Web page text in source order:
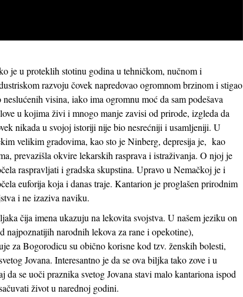
je u proteklih stotinu godina u tehničkom, nučnom i
razvoju čovek napredovao ogromnom brzinom i stigao
neslućenih visina, iako ima ogromnu moć da sam podešava
u kojima živi i mnogo manje zavisi od prirode, izgleda da
nikada u svojoj istoriji nije bio nesrećniji i usamljeniji. U
velikim gradovima, kao sto je Ninberg, depresija je, kao
prevazišla okvire lekarskih rasprava i istraživanja. O njoj je
raspravljati i gradska skupstina. Upravo u Nemačkoj je i
euforija koja i danas traje. Kantarion je proglašen prirodnim
i ne izaziva naviku.
čija imena ukazuju na lekovita svojstva. U našem jeziku on
najpoznatijih narodnih lekova za rane i opekotine),
za Bogorodicu su obično korisne kod tzv. ženskih bolesti,
Jovana. Interesantno je da se ova biljka tako zove i u
se uoči praznika svetog Jovana stavi malo kantariona ispod
život u narednoj godini.